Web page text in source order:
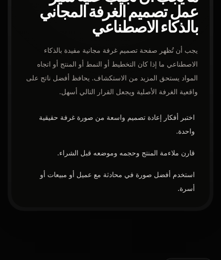
عمل تصميم الغرفة المجاني
بالذكاء الاصطناعي
يجب أن تُظهر صفحة تصميم غرفة مجانية مفيدة بالذكاء
الاصطناعي ما إذا كان التخطيط أو النمط أو المنتج أو اتجاه
المواد يستحق المزيد من الاستكشاف. يحافظ أفضل ناتج على
واقعية الغرفة الأصلية ويجعل القرار التالي أسهل.
اختبر أفكار إعادة تصميم واسعة من صورة غرفة حقيقية
واحدة.
قارن ملاءمة المنتج وحجمه وموضعه قبل الشراء.
استخدم أفضل صورة في محادثة مع عميل أو مبيعات أو
أسرة.